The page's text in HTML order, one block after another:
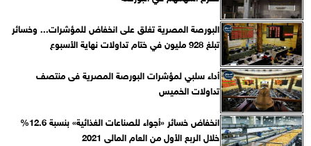
البورصة المصرية تغلق على انخفاض للمؤشرات... وخسائر
تبلغ 928 مليون في ختام تداولات نهاية الأسبوع
أداء سلبي لمؤشرات البورصة المصرية فى منتصف
تداولات الخميس
انخفاض خسائر «أجواء للصناعات الغذائية» بنسبة 12.6%
خلال الربع الأول من العام المالى 2021